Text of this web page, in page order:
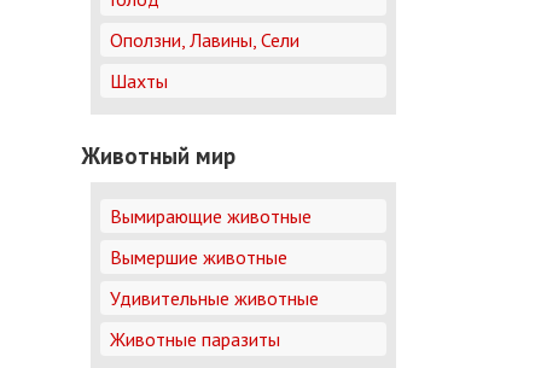
Оползни, Лавины, Сели
Шахты
Животный мир
Вымирающие животные
Вымершие животные
Удивительные животные
Животные паразиты